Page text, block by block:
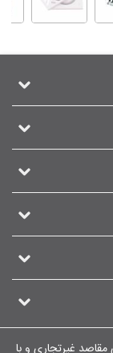
مقاصد غیرتجاری و با